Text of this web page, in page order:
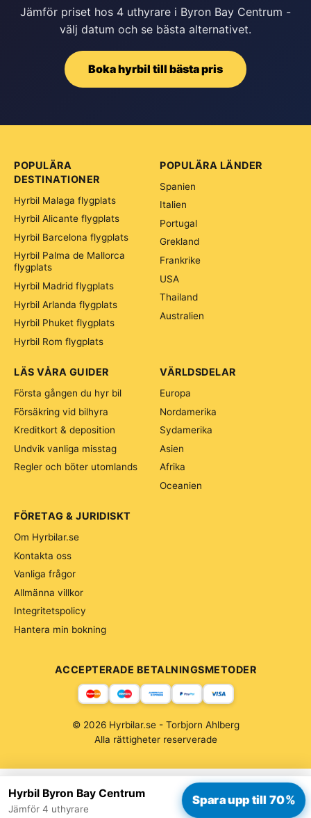
Jämför priset hos 4 uthyrare i Byron Bay Centrum -
välj datum och se bästa alternativet.
Boka hyrbil till bästa pris
Hyrbil Byron Bay Centrum
Jämför 4 uthyrare
Spara upp till 70%
POPULÄRA
DESTINATIONER
Hyrbil Malaga flygplats
Hyrbil Alicante flygplats
Hyrbil Barcelona flygplats
Hyrbil Palma de Mallorca
flygplats
Hyrbil Madrid flygplats
Hyrbil Arlanda flygplats
Hyrbil Phuket flygplats
Hyrbil Rom flygplats
POPULÄRA LÄNDER
Spanien
Italien
Portugal
Grekland
Frankrike
USA
Thailand
Australien
VÄRLDSDELAR
Europa
Nordamerika
Sydamerika
Asien
Afrika
Oceanien
LÄS VÅRA GUIDER
Första gången du hyr bil
Försäkring vid bilhyra
Kreditkort & deposition
Undvik vanliga misstag
Regler och böter utomlands
FÖRETAG & JURIDISKT
Om Hyrbilar.se
Kontakta oss
Vanliga frågor
Allmänna villkor
Integritetspolicy
Hantera min bokning
ACCEPTERADE BETALNINGSMETODER
© 2026 Hyrbilar.se - Torbjorn Ahlberg
Alla rättigheter reserverade